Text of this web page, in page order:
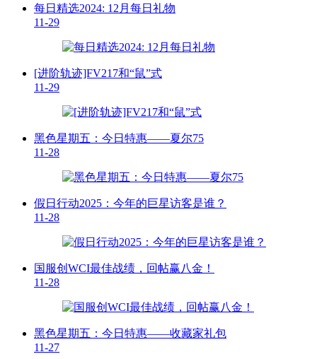
每日精选2024: 12月每日礼物
11-29
[进阶轨迹]FV217和“鼠”式
11-29
黑色星期五：今日特惠——夏尔75
11-28
假日行动2025：今年的巨星访客是谁？
11-28
国服创WCI最佳战绩，回帖赢八金！
11-28
黑色星期五：今日特惠——收藏家礼包
11-27